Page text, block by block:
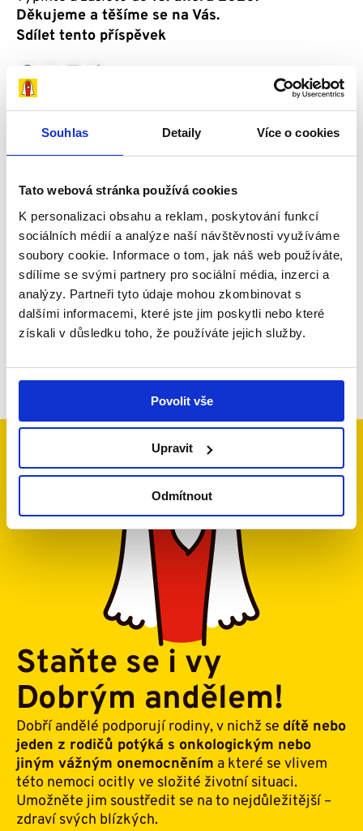
Souhlas Detaily Více o cookies
Tato webová stránka používá cookies
K personalizaci obsahu a reklam, poskytování funkcí
sociálních médií a analýze naší návštěvnosti využíváme
soubory cookie. Informace o tom, jak náš web používáte,
sdílíme se svými partnery pro sociální média, inzerci a
analýzy. Partneři tyto údaje mohou zkombinovat s
dalšími informacemi, které jste jim poskytli nebo které
získali v důsledku toho, že používáte jejich služby.
Povolit vše
Upravit
Odmítnout
Děkujeme a těšíme se na Vás.
Sdílet tento příspěvek
Přidat reakci
0
0
Novinky
Zobrazit všechny
Staňte se i vy
Dobrým andělem!
Dobří andělé podporují rodiny, v nichž se dítě nebo
jeden z rodičů potýká s onkologickým nebo
jiným vážným onemocněním a které se vlivem
této nemoci ocitly ve složité životní situaci.
Umožněte jim soustředit se na to nejdůležitější –
zdraví svých blízkých.